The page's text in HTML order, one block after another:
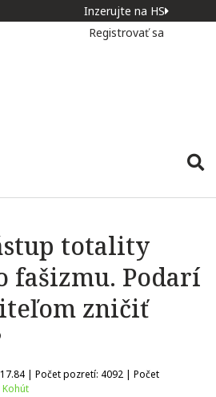
Inzerujte na HS
Registrovať sa
totality
fašizmu. Podarí
zničiť
17.84 | Počet pozretí: 4092 | Počet
Kohút